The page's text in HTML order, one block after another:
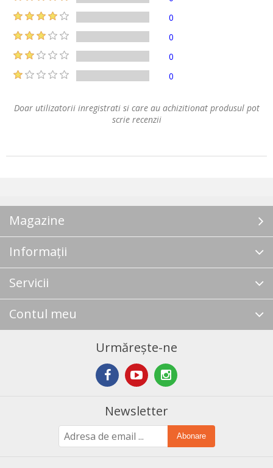
0
0
0
0
Doar utilizatorii inregistrati si care au achizitionat produsul pot
scrie recenzii
Magazine
Informații
Servicii
Contul meu
Urmărește-ne
Newsletter
Abonare